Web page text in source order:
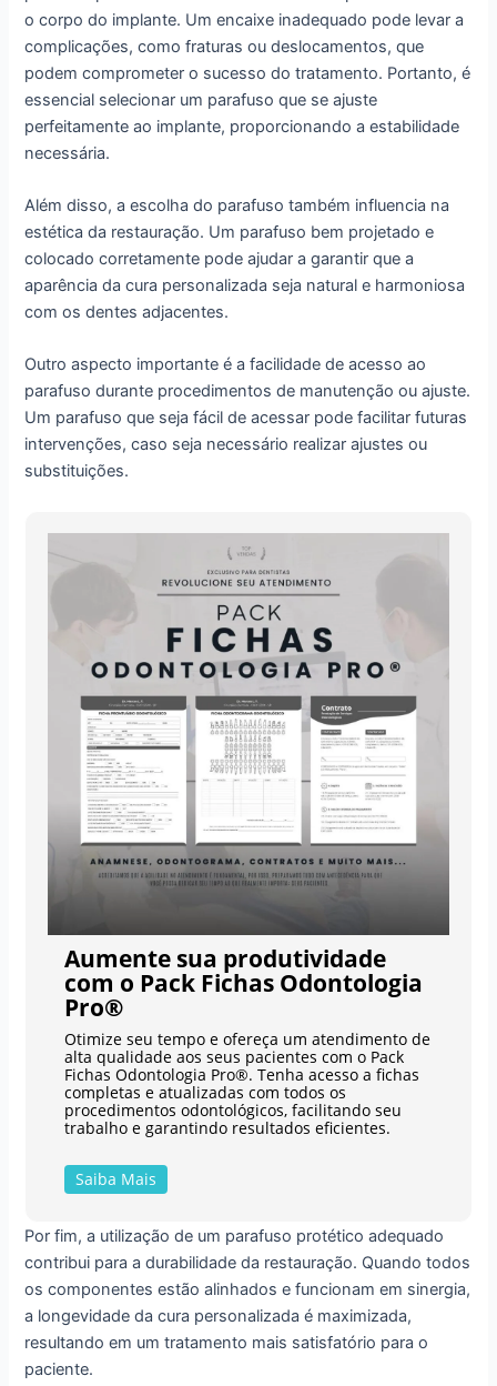
o corpo do implante. Um encaixe inadequado pode levar a
complicações, como fraturas ou deslocamentos, que
podem comprometer o sucesso do tratamento. Portanto, é
essencial selecionar um parafuso que se ajuste
perfeitamente ao implante, proporcionando a estabilidade
necessária.
Além disso, a escolha do parafuso também influencia na
estética da restauração. Um parafuso bem projetado e
colocado corretamente pode ajudar a garantir que a
aparência da cura personalizada seja natural e harmoniosa
com os dentes adjacentes.
Outro aspecto importante é a facilidade de acesso ao
parafuso durante procedimentos de manutenção ou ajuste.
Um parafuso que seja fácil de acessar pode facilitar futuras
intervenções, caso seja necessário realizar ajustes ou
substituições.
Aumente sua produtividade
com o Pack Fichas Odontologia
Pro®
Otimize seu tempo e ofereça um atendimento de
alta qualidade aos seus pacientes com o Pack
Fichas Odontologia Pro®. Tenha acesso a fichas
completas e atualizadas com todos os
procedimentos odontológicos, facilitando seu
trabalho e garantindo resultados eficientes.
Saiba Mais
Por fim, a utilização de um parafuso protético adequado
contribui para a durabilidade da restauração. Quando todos
os componentes estão alinhados e funcionam em sinergia,
a longevidade da cura personalizada é maximizada,
resultando em um tratamento mais satisfatório para o
paciente.